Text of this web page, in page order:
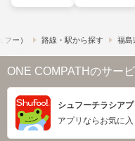
ー） 路線・駅から探す 福島
ONE COMPATHのサー
シュフーチラシアプ
アプリならお気に